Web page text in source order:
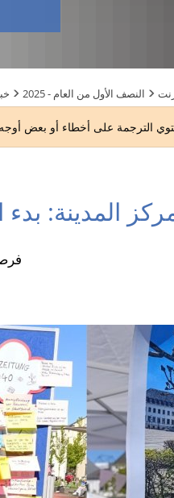
2025 - النصف الأول من العام
المدينة: بدء